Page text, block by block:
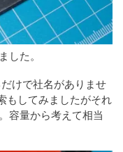
した。
けで社名がありませ
もしてみましたがそれ
容量から考えて相当